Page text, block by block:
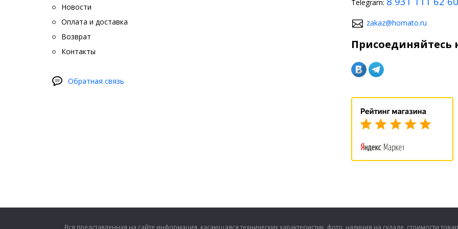
Новости
Оплата и доставка
Возврат
Контакты
Обратная связь
Telegram:
zakaz@homato.ru
Присоединяйтесь
Вся представленная на сайте информация, касающаяся технических характеристик, фото, наличия на складе, стоимости